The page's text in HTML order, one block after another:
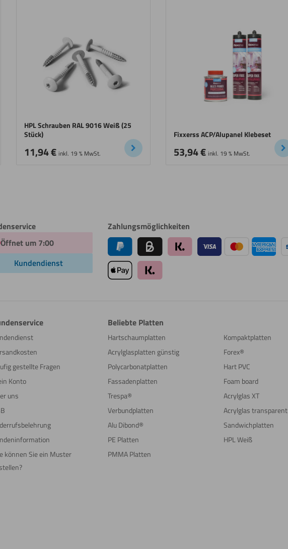
HPL Schrauben RAL 9016 Weiß (25
Stück)
11,94€ inkl. 19 % MwSt.
Fixxerss ACP/Alupanel Klebeset
53,94€ inkl. 19 % MwSt.
Öffnet um 7:00
Kundendienst
Zahlungsmöglichkeiten
gestellte Fragen
Konto
uns
können Sie ein Muster
Beliebte Platten
Hartschaumplatten
Acrylglasplatten günstig
Polycarbonatplatten
Fassadenplatten
Trespa®
Verbundplatten
Alu Dibond®
PE Platten
PMMA Platten
Kompaktplatten
Forex®
Hart PVC
Foam board
Acrylglas XT
Acrylglas transparent
Sandwichplatten
HPL Weiß